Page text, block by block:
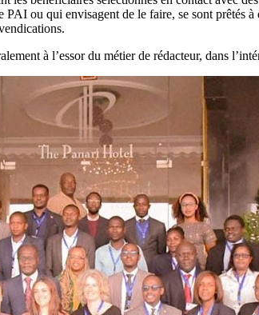
ou qui envisagent de le faire, se sont prêtés
à l’essor du métier de rédacteur, dans